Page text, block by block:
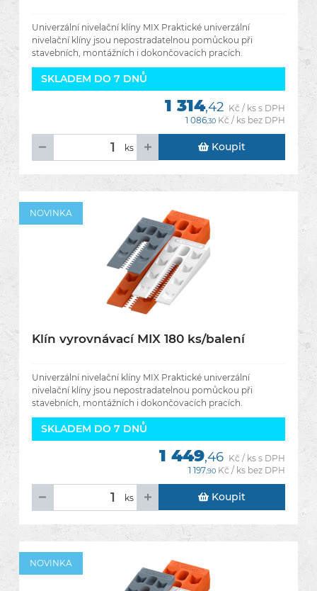
Univerzální nivelační klíny MIX Praktické univerzální
nivelační klíny jsou nepostradatelnou pomůckou při
stavebních, montážních i dokončovacích pracích.
Umožňují rychlé a
SKLADEM DO 7 DNŮ
1 314,42 Kč / ks s DPH
1 086,30 Kč / ks bez DPH
ks Koupit
NOVINKA
Klín vyrovnávací MIX 180 ks/balení
Univerzální nivelační klíny MIX Praktické univerzální
nivelační klíny jsou nepostradatelnou pomůckou při
stavebních, montážních i dokončovacích pracích.
Umožňují rychlé a
SKLADEM DO 7 DNŮ
1 449,46 Kč / ks s DPH
1 197,90 Kč / ks bez DPH
ks Koupit
NOVINKA